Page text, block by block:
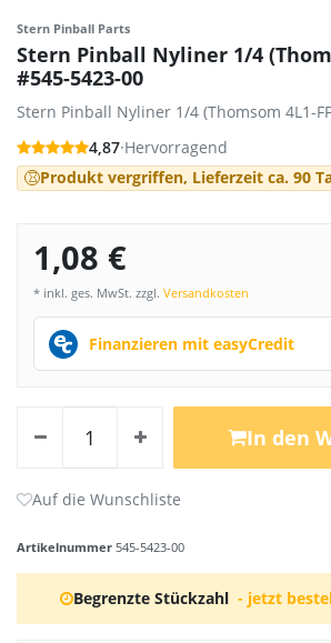
Stern Pinball Parts
Stern Pinball Nyliner 1/4
#545-5423-00
Stern Pinball Nyliner 1/4 (Thomsom 4L1-
4,87·Hervorragend
Produkt vergriffen, Lieferzeit ca. 90
1,08 €
* inkl. ges. MwSt. zzgl. Versandkosten
Finanzieren mit easyCredit
In den
Artikelnummer 545-5423-00
Begrenzte Stückzahl - jetzt